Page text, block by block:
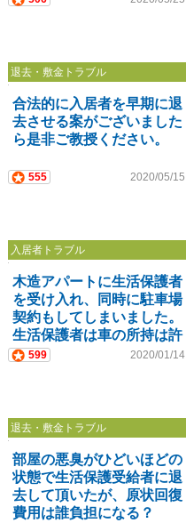
退去・敷金トラブル
合法的に入居者を早期に退
去させる案がございました
ら是非ご教授ください。
555 2020/05/15
入居者トラブル
木造アパートに生活保護者
を受け入れ、同時に駐車場
契約もしてしまいました。
生活保護者は車の所持は許
されていない人でした。ど
599 2020/01/14
退去・敷金トラブル
部屋の悪臭がひどいほどの
状態で生活保護受給者に退
去して頂いたが、原状回復
費用は誰負担になる？